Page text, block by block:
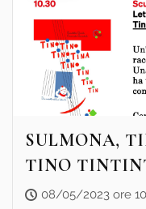
SULMONA,
TINO
08/05/2023 ore